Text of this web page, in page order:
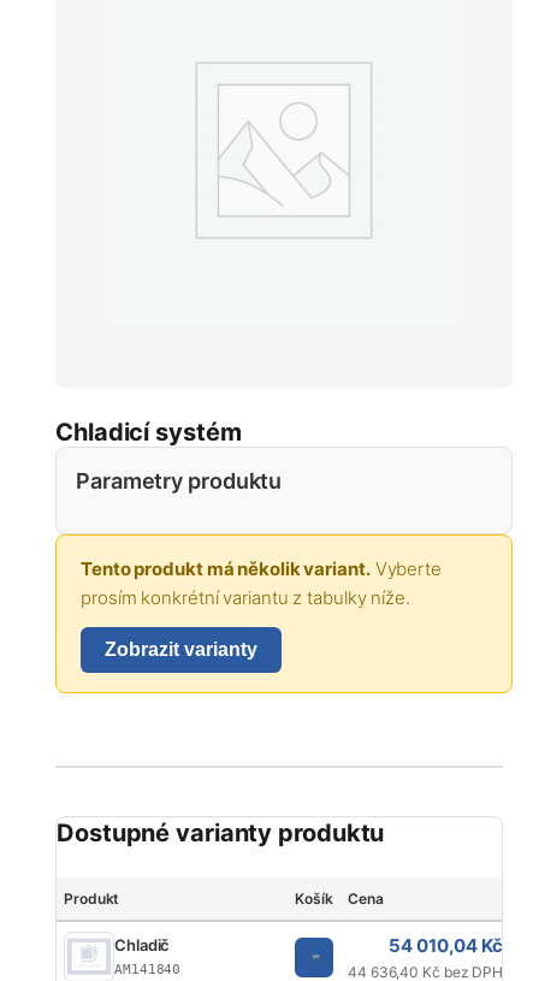
Chladicí systém
Parametry produktu
Tento produkt má několik variant.Vyberte
prosím konkrétní variantu z tabulky níže.
Zobrazit varianty
Dostupné varianty produktu
Produkt Košík Cena
Chladič
AM141840
54 010,04 Kč
44 636,40 Kč bez DPH